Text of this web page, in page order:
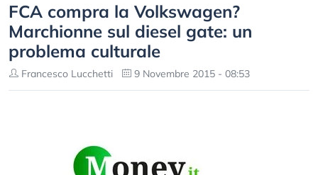
FCA compra la Volkswagen?
Marchionne sul diesel gate: un
problema culturale
Francesco Lucchetti 9 Novembre 2015 - 08:53